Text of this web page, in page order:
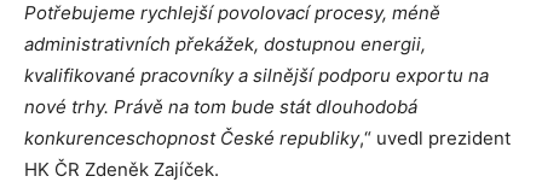
Potřebujeme rychlejší povolovací procesy, méně
administrativních překážek, dostupnou energii,
kvalifikované pracovníky a silnější podporu exportu na
nové trhy. Právě na tom bude stát dlouhodobá
konkurenceschopnost České republiky,“ uvedl prezident
HK ČR Zdeněk Zajíček.